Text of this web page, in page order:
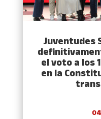
Juventudes
el voto a los
en la